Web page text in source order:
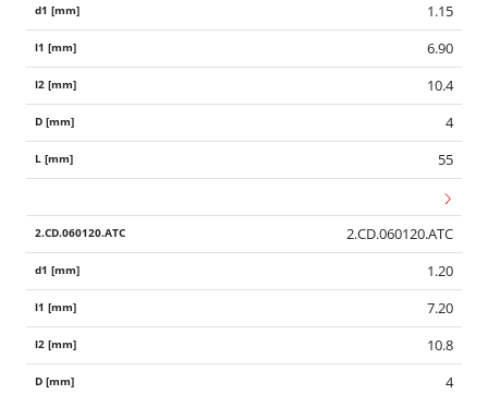
1.15
6.90
10.4
4
55
2.CD.060120.ATC
1.20
7.20
10.8
4